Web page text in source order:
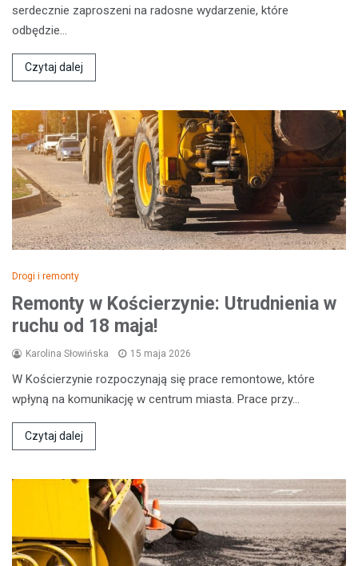
serdecznie zaproszeni na radosne wydarzenie, które
odbędzie…
Czytaj dalej
Drogi i remonty
Remonty w Kościerzynie: Utrudnienia w
ruchu od 18 maja!
Karolina Słowińska 15 maja 2026
W Kościerzynie rozpoczynają się prace remontowe, które
wpłyną na komunikację w centrum miasta. Prace przy…
Czytaj dalej